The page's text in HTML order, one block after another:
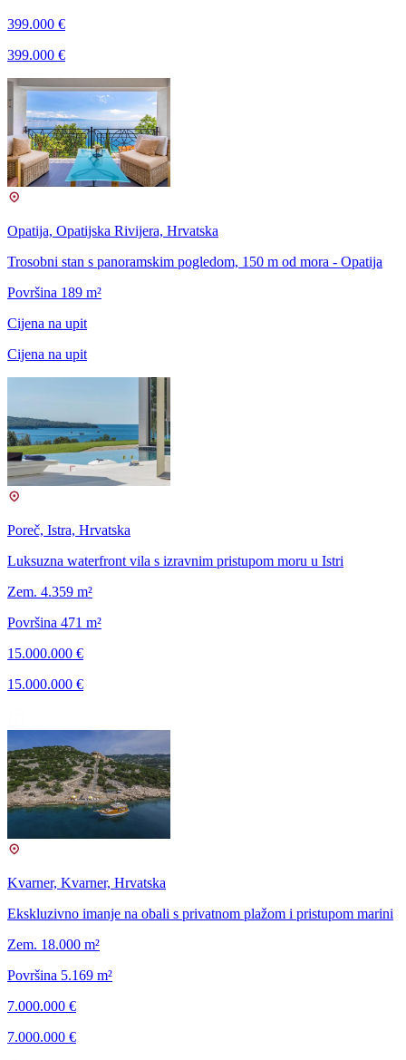
399.000 €
399.000 €
Opatija, Opatijska Rivijera, Hrvatska
Trosobni stan s panoramskim pogledom, 150 m od mora - Opatija
Površina 189 m²
Cijena na upit
Cijena na upit
Poreč, Istra, Hrvatska
Luksuzna waterfront vila s izravnim pristupom moru u Istri
Zem. 4.359 m²
Površina 471 m²
15.000.000 €
15.000.000 €
Kvarner, Kvarner, Hrvatska
Ekskluzivno imanje na obali s privatnom plažom i pristupom marini
Zem. 18.000 m²
Površina 5.169 m²
7.000.000 €
7.000.000 €